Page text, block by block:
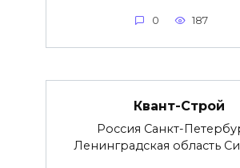
0 187
Квант-Строй
Россия Санкт-
Ленинградская область